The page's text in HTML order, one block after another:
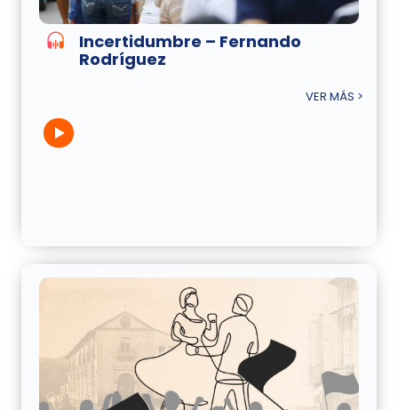
Incertidumbre – Fernando
Rodríguez
VER MÁS >